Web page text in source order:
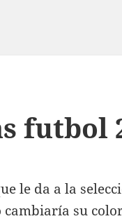
futbol
le da a la
su